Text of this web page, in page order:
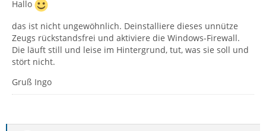
Hallo
das ist nicht ungewöhnlich. Deinstalliere dieses unnütze
Zeugs rückstandsfrei und aktiviere die Windows-Firewall.
Die läuft still und leise im Hintergrund, tut, was sie soll und
stört nicht.
Gruß Ingo